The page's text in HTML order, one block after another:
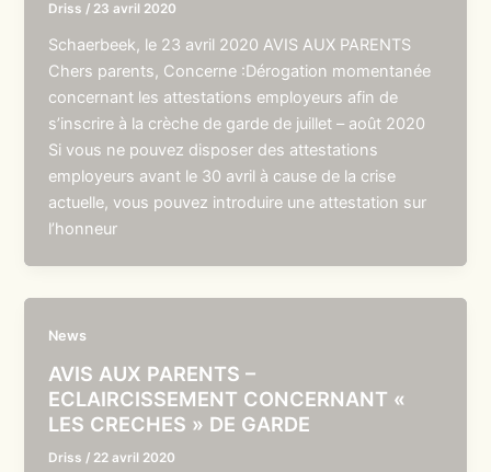
Driss / 23 avril 2020
Schaerbeek, le 23 avril 2020 AVIS AUX PARENTS
Chers parents, Concerne :Dérogation momentanée
concernant les attestations employeurs afin de
s’inscrire à la crèche de garde de juillet – août 2020
Si vous ne pouvez disposer des attestations
employeurs avant le 30 avril à cause de la crise
actuelle, vous pouvez introduire une attestation sur
l’honneur
News
AVIS AUX PARENTS –
ECLAIRCISSEMENT CONCERNANT «
LES CRECHES » DE GARDE
Driss / 22 avril 2020